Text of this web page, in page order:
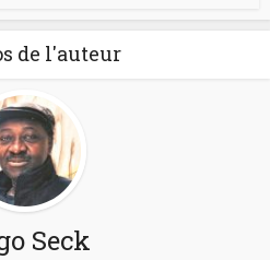
de l'auteur
Seck